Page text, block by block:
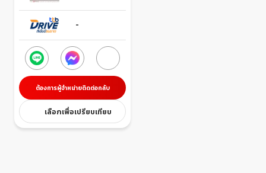
-
ต้องการผู้จำหน่ายติดต่อกลับ
เลือกเพื่อเปรียบเทียบ